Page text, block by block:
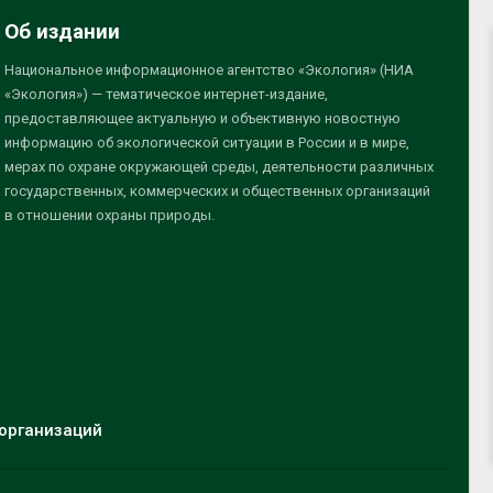
Об издании
Национальное информационное агентство «Экология» (НИА
«Экология») — тематическое интернет-издание,
предоставляющее актуальную и объективную новостную
информацию об экологической ситуации в России и в мире,
мерах по охране окружающей среды, деятельности различных
государственных, коммерческих и общественных организаций
в отношении охраны природы.